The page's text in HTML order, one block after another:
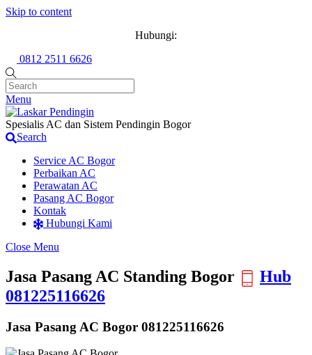
Skip to content
Hubungi:
0812 2511 6626
Menu
Spesialis AC dan Sistem Pendingin Bogor
Search
Service AC Bogor
Perbaikan AC
Perawatan AC
Pasang AC Bogor
Kontak
Hubungi Kami
Close Menu
Jasa Pasang AC Standing Bogor
Hub
081225116626
Jasa Pasang AC Bogor 081225116626